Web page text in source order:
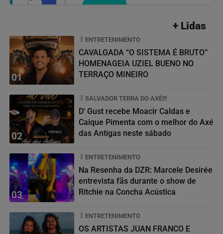
+ Lidas
01
ENTRETENIMENTO
CAVALGADA “O SISTEMA É BRUTO”
HOMENAGEIA UZIEL BUENO NO
TERRAÇO MINEIRO
02
SALVADOR TERRA DO AXÉ!!!
D' Gust recebe Moacir Caldas e
Caique Pimenta com o melhor do Axé
das Antigas neste sábado
03
ENTRETENIMENTO
Na Resenha da DZR: Marcele Desirée
entrevista fãs durante o show de
Ritchie na Concha Acústica
ENTRETENIMENTO
OS ARTISTAS JUAN FRANCO E